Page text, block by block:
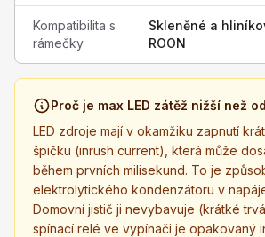
Kompatibilita s
rámečky
Skleněné a
ROON
Proč je max LED zátěž nižší než
LED zdroje mají v okamžiku zapnutí
špičku (inrush current), která může
během prvních milisekund. To je
elektrolytického kondenzátoru v
Domovní jistič ji nevybavuje (krátké
spínací relé ve vypínači je opakovaný